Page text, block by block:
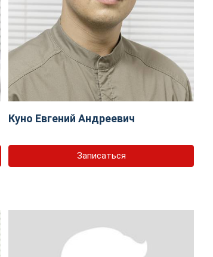
Куно Евгений Андреевич
Записаться